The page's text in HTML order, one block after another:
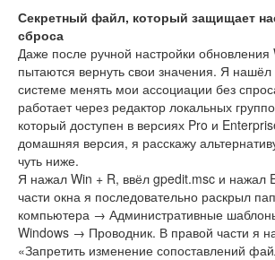
Секретный файл, который защищает
сброса
Даже после ручной настройки обновления
пытаются вернуть свои значения. Я нашёл
системе менять мои ассоциации без
работает через редактор локальных
который доступен в версиях Pro и
домашняя версия, я расскажу
чуть ниже.
Я нажал Win + R, ввёл gpedit.msc и нажал
части окна я последовательно раскрыл
компьютера → Административные
Windows → Проводник. В правой части я
«Запретить изменение сопоставлений